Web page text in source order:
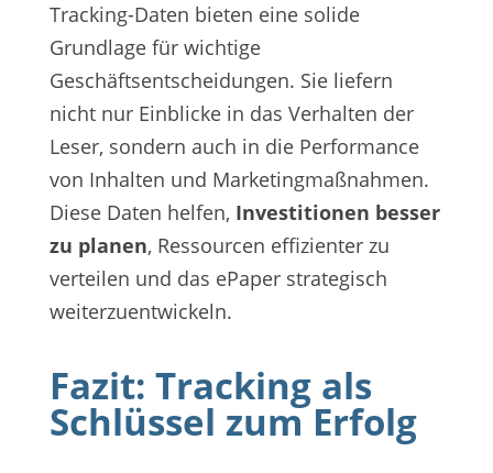
Tracking-Daten bieten eine solide
Grundlage für wichtige
Geschäftsentscheidungen. Sie liefern
nicht nur Einblicke in das Verhalten der
Leser, sondern auch in die Performance
von Inhalten und Marketingmaßnahmen.
Diese Daten helfen, Investitionen besser
zu planen, Ressourcen effizienter zu
verteilen und das ePaper strategisch
weiterzuentwickeln.
Fazit: Tracking als
Schlüssel zum Erfolg